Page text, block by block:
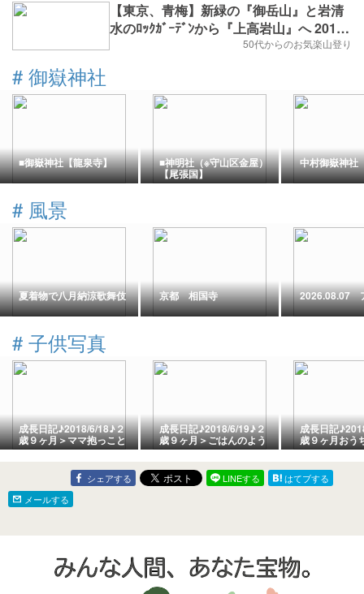
【東京、青梅】新緑の『御岳山』と岩清
水のﾛｯｸｶﾞｰﾃﾞﾝから『上高岩山』へ 2018
50代からのお気楽山登り
# 御嶽神社
■御嶽神社【龍泉寺】 ■神明社（※守山区金屋）
【尾張国】
中村御嶽神社
# 風景
夏着物で八月納涼歌舞伎 京都 相国寺 2026.08.07
# 子供写真
成長日記♪2018/6/18♪２
歳９ヶ月＞ママ抱っこと
切り絵
成長日記♪2018/6/19♪２
歳９ヶ月＞ごはんのよう
す
成長日記
歳９ヶ月おう
ール
シェアする LINEする
はてブする
メールする